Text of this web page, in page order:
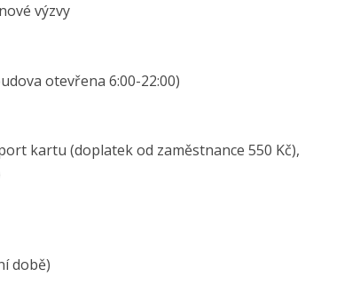
výzvy
otevřena 6:00-22:00)
kartu (doplatek od zaměstnance 550 Kč),
době)